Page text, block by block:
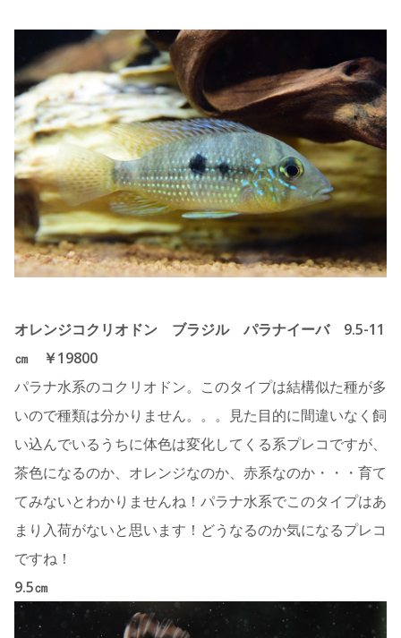
オレンジコクリオドン ブラジル パラナイーバ 9.5-11
㎝ ￥19800
パラナ水系のコクリオドン。このタイプは結構似た種が多
いので種類は分かりません。。。見た目的に間違いなく飼
い込んでいるうちに体色は変化してくる系プレコですが、
茶色になるのか、オレンジなのか、赤系なのか・・・育て
てみないとわかりませんね！パラナ水系でこのタイプはあ
まり入荷がないと思います！どうなるのか気になるプレコ
ですね！
9.5㎝